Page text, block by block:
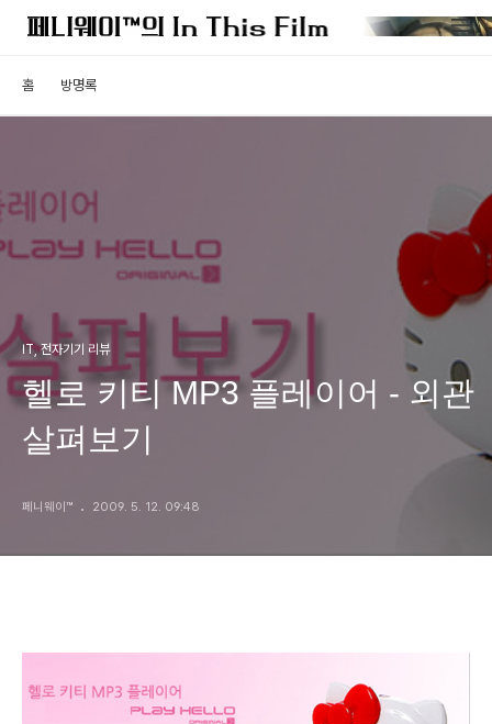
홈 방명록
IT, 전자기기 리뷰
헬로 키티 MP3 플레이어 - 외관
살펴보기
페니웨이™ 2009. 5. 12. 09:48